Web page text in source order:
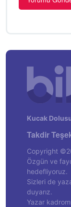
Kucak
Takdir
Copyright
Özgün ve
hedefliyoruz.
Sizleri de
duyarız.
Yazar